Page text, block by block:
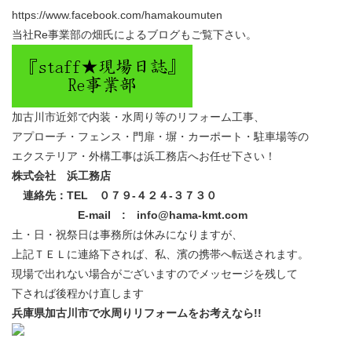
https://www.facebook.com/hamakoumuten
当社Re事業部の畑氏によるブログもご覧下さい。
加古川市近郊で内装・水周り等のリフォーム工事、
アプローチ・フェンス・門扉・塀・カーポート・駐車場等の
エクステリア・外構工事は浜工務店へお任せ下さい！
株式会社 浜工務店
連絡先：TEL ０７９-４２４-３７３０
E-mail : info@hama-kmt.com
土・日・祝祭日は事務所は休みになりますが、
上記ＴＥＬに連絡下されば、私、濱の携帯へ転送されます。
現場で出れない場合がございますのでメッセージを残して
下されば後程かけ直します
兵庫県加古川市で水周りリフォームをお考えなら!!